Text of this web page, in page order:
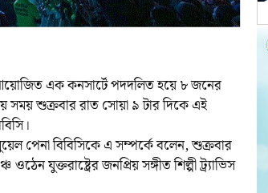
আয়োজিত এক কনসার্টে পদদলিত হয়ে ৮ জনের
সময় শুক্রবার রাত সোয়া ৯ টার দিকে এই
পেনা বিবিসিকে এ সম্পর্কে বলেন, শুক্রবার
যুক্তরাষ্ট্রের জনপ্রিয় সঙ্গীত শিল্পী ট্র্যাভিস